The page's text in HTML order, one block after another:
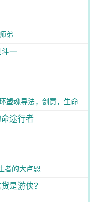
弟
一
塑魂导法，剑意，生命
途行者
者的大卢恩
是游侠？